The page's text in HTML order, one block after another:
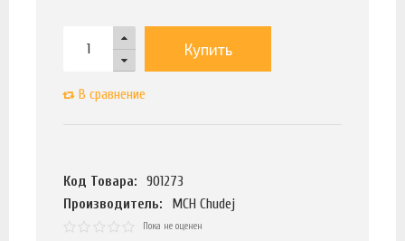
Купить
В сравнение
Код Товара:
901273
Производитель:
MCH Chudej
Пока не оценен